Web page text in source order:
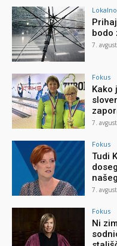
Lokalno
bodo
7.
Fokus
Kako
7.
Fokus
Tudi
7.
Fokus
Ni